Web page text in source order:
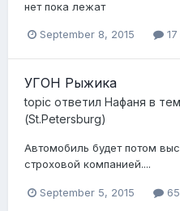
нет пока лежат
September 8, 2015
УГОН Рыжика
topic ответил Нафаня в
(St.Petersburg)
Автомобиль будет потом
строховой компанией....
September 5, 2015